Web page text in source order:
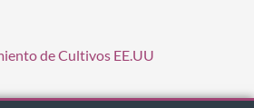
de Cultivos EE.UU